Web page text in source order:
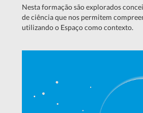
Nesta formação são explorados
de ciência que nos permitem
utilizando o Espaço como contexto.